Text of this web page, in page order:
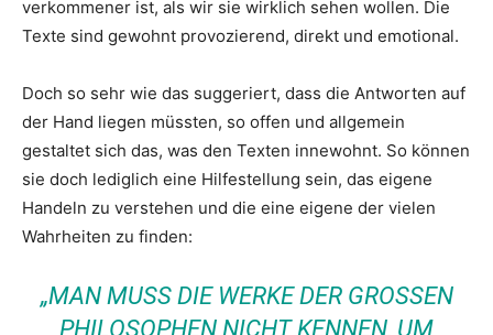
verkommener ist, als wir sie wirklich sehen wollen. Die
Texte sind gewohnt provozierend, direkt und emotional.
Doch so sehr wie das suggeriert, dass die Antworten auf
der Hand liegen müssten, so offen und allgemein
gestaltet sich das, was den Texten innewohnt. So können
sie doch lediglich eine Hilfestellung sein, das eigene
Handeln zu verstehen und die eine eigene der vielen
Wahrheiten zu finden:
„MAN MUSS DIE WERKE DER GROSSEN P
HILOSOPHEN NICHT KENNEN, UM D